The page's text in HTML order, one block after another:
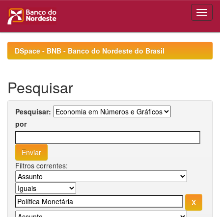
navigationDSpace - BNB - Banco do Nordeste do Brasil
Pesquisar
Pesquisar:
por
Filtros correntes: